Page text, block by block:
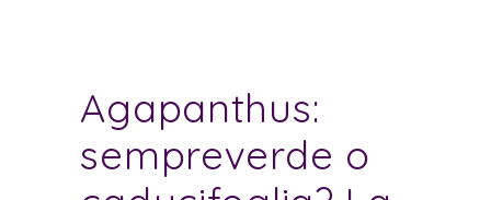
Agapanthus:
sempreverde o